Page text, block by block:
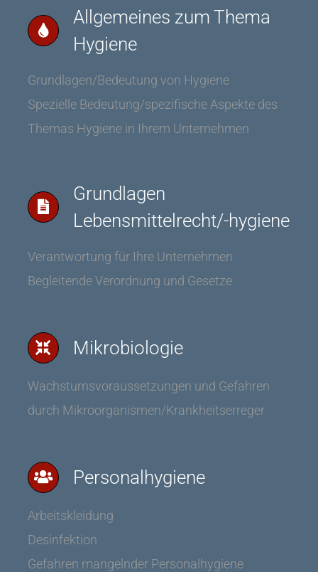
Allgemeines zum Thema
Hygiene
Grundlagen/Bedeutung von Hygiene
Spezielle Bedeutung/spezifische Aspekte des
Themas Hygiene in Ihrem Unternehmen
Grundlagen
Lebensmittelrecht/-hygiene
Verantwortung für Ihre Unternehmen
Begleitende Verordnung und Gesetze
Mikrobiologie
Wachstumsvoraussetzungen und Gefahren
durch Mikroorganismen/Krankheitserreger
Personalhygiene
Arbeitskleidung
Desinfektion
Gefahren mangelnder Personalhygiene